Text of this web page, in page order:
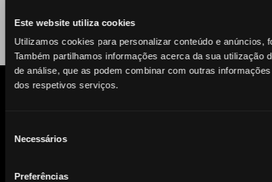
Este website utiliza cookies
Utilizamos cookies para personalizar conteúdo e
Também partilhamos informações acerca da sua
de análise, que as podem combinar com outras
dos respetivos serviços.
Necessários
Preferências
Política de Privacidade